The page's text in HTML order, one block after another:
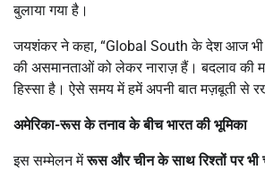
बुलाया गया है।
जयशंकर ने कहा, “Global South के देश आज भी
की असमानताओं को लेकर नाराज़ हैं। बदलाव की
हिस्सा है। ऐसे समय में हमें अपनी बात मज़बूती से
अमेरिका-रूस के तनाव के बीच भारत की भूमिका
इस सम्मेलन मेंरूस और चीन के साथ रिश्तों पर भी